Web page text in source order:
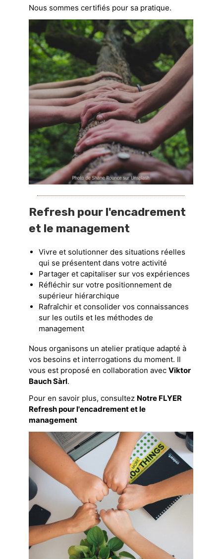
Nous sommes certifiés pour sa pratique.
Refresh pour l'encadrement
et le management
Vivre et solutionner des situations réelles
qui se présentent dans votre activité
Partager et capitaliser sur vos expériences
Réfléchir sur votre positionnement de
supérieur hiérarchique
Rafraîchir et consolider vos connaissances
sur les outils et les méthodes de
management
Nous organisons un atelier pratique adapté à
vos besoins et interrogations du moment. Il
vous est proposé en collaboration avecViktor
Bauch Sàrl.
Pour en savoir plus, consultez Notre FLYER
Refresh pour l'encadrement et le
management